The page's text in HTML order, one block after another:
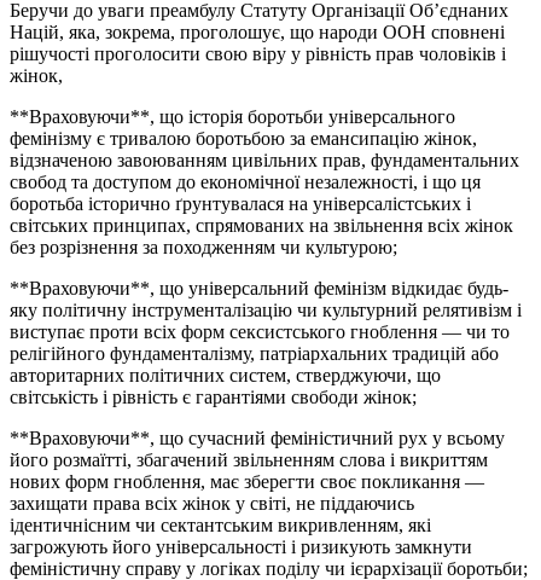
Беручи до уваги преамбулу Статуту Організації Об’єднаних
Націй, яка, зокрема, проголошує, що народи ООН сповнені
рішучості проголосити свою віру у рівність прав чоловіків і
жінок,
**Враховуючи**, що історія боротьби універсального
фемінізму є тривалою боротьбою за емансипацію жінок,
відзначеною завоюванням цивільних прав, фундаментальних
свобод та доступом до економічної незалежності, і що ця
боротьба історично ґрунтувалася на універсалістських і
світських принципах, спрямованих на звільнення всіх жінок
без розрізнення за походженням чи культурою;
**Враховуючи**, що універсальний фемінізм відкидає будь-
яку політичну інструменталізацію чи культурний релятивізм і
виступає проти всіх форм сексистського гноблення — чи то
релігійного фундаменталізму, патріархальних традицій або
авторитарних політичних систем, стверджуючи, що
світськість і рівність є гарантіями свободи жінок;
**Враховуючи**, що сучасний феміністичний рух у всьому
його розмаїтті, збагачений звільненням слова і викриттям
нових форм гноблення, має зберегти своє покликання —
захищати права всіх жінок у світі, не піддаючись
ідентичнісним чи сектантським викривленням, які
загрожують його універсальності і ризикують замкнути
феміністичну справу у логіках поділу чи ієрархізації боротьби;